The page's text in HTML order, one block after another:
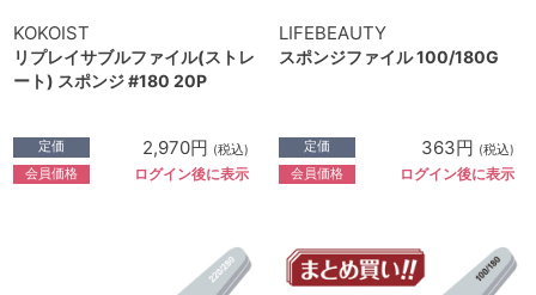
KOKOIST
リプレイサブルファイル(ストレ
ート) スポンジ #180 20P
定価 2,970円 (税込)
会員価格 ログイン後に表示
LIFEBEAUTY
スポンジファイル 100/180G
定価 363円 (税込)
会員価格 ログイン後に表示